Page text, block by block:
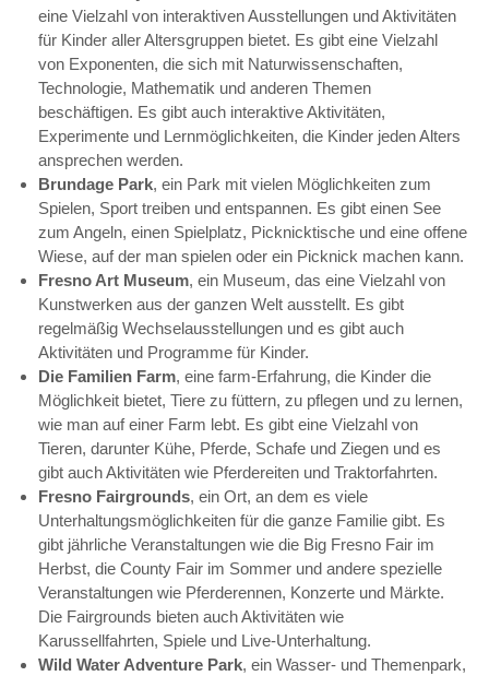
eine Vielzahl von interaktiven Ausstellungen und Aktivitäten
für Kinder aller Altersgruppen bietet. Es gibt eine Vielzahl
von Exponenten, die sich mit Naturwissenschaften,
Technologie, Mathematik und anderen Themen
beschäftigen. Es gibt auch interaktive Aktivitäten,
Experimente und Lernmöglichkeiten, die Kinder jeden Alters
ansprechen werden.
Brundage Park, ein Park mit vielen Möglichkeiten zum
Spielen, Sport treiben und entspannen. Es gibt einen See
zum Angeln, einen Spielplatz, Picknicktische und eine offene
Wiese, auf der man spielen oder ein Picknick machen kann.
Fresno Art Museum, ein Museum, das eine Vielzahl von
Kunstwerken aus der ganzen Welt ausstellt. Es gibt
regelmäßig Wechselausstellungen und es gibt auch
Aktivitäten und Programme für Kinder.
Die Familien Farm, eine farm-Erfahrung, die Kinder die
Möglichkeit bietet, Tiere zu füttern, zu pflegen und zu lernen,
wie man auf einer Farm lebt. Es gibt eine Vielzahl von
Tieren, darunter Kühe, Pferde, Schafe und Ziegen und es
gibt auch Aktivitäten wie Pferdereiten und Traktorfahrten.
Fresno Fairgrounds, ein Ort, an dem es viele
Unterhaltungsmöglichkeiten für die ganze Familie gibt. Es
gibt jährliche Veranstaltungen wie die Big Fresno Fair im
Herbst, die County Fair im Sommer und andere spezielle
Veranstaltungen wie Pferderennen, Konzerte und Märkte.
Die Fairgrounds bieten auch Aktivitäten wie
Karussellfahrten, Spiele und Live-Unterhaltung.
Wild Water Adventure Park, ein Wasser- und Themenpark,